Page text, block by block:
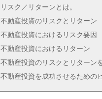
リスク／リターンとは。
不動産投資のリスクとリターン
不動産投資におけるリスク要因
不動産投資におけるリターン
不動産投資のリスクとリターン
不動産投資を成功させるための